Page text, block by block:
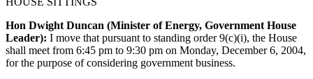
Hon Dwight Duncan (Minister of Energy, Government House
Leader): I move that pursuant to standing order 9(c)(i), the House
shall meet from 6:45 pm to 9:30 pm on Monday, December 6, 2004,
for the purpose of considering government business.